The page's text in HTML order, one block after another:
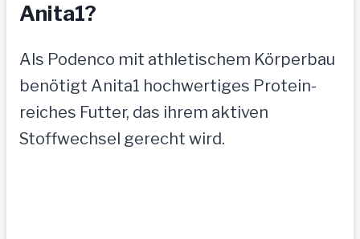
Anita1?
Als Podenco mit athletischem Körperbau
benötigt Anita1 hochwertiges Protein-
reiches Futter, das ihrem aktiven
Stoffwechsel gerecht wird.